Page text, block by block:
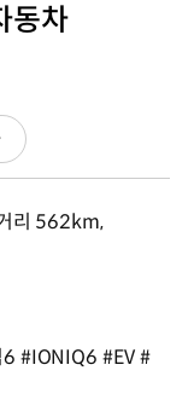
동차
(새
창
리 562km,
#IONIQ6 #EV #